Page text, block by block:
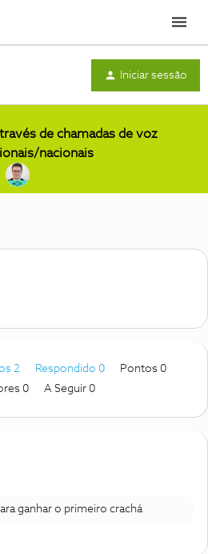
Menu
Iniciar sessão
de chamadas de voz
nacionais
2 Respondido 0
Pontos 0
0 A Seguir 0
ganhar o primeiro crachá